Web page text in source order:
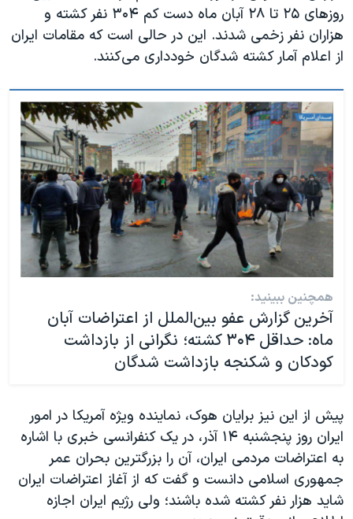
روزهای ۲۵ تا ۲۸ آبان ماه دست کم ۳۰۴ نفر کشته و
هزاران نفر زخمی شدند. این در حالی است که مقامات ایران
از اعلام آمار کشته شدگان خودداری می‌کنند.
همچنین ببینید:
آخرین گزارش عفو بین‌الملل از اعتراضات آبان
ماه: حداقل ۳۰۴ کشته؛ نگرانی از بازداشت
کودکان و شکنجه بازداشت شدگان
پیش از این نیز برایان هوک، نماینده ویژه آمریکا در امور
ایران روز پنجشنبه ۱۴ آذر، در یک کنفرانسی خبری با اشاره
به اعتراضات مردمی ایران، آن را بزرگترین بحران عمر
جمهوری اسلامی دانست و گفت که از آغاز اعتراضات ایران
شاید هزار نفر کشته شده باشند؛ ولی رژیم ایران اجازه